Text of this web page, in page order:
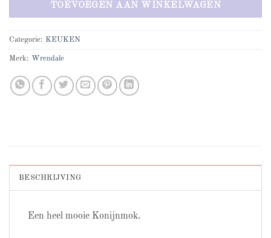
TOEVOEGEN AAN WINKELWAGEN
Categorie: KEUKEN
Merk: Wrendale
BESCHRIJVING
Een heel mooie Konijnmok.